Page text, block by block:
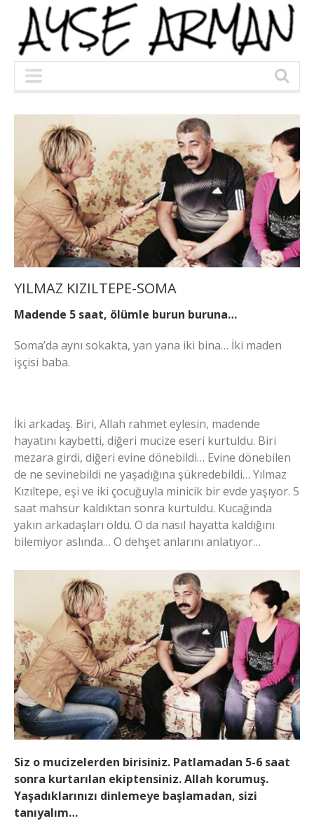
YILMAZ KIZILTEPE-SOMA
Madende 5 saat, ölümle burun buruna…
Soma’da aynı sokakta, yan yana iki bina… İki maden
işçisi baba.
İki arkadaş. Biri, Allah rahmet eylesin, madende
hayatını kaybetti, diğeri mucize eseri kurtuldu. Biri
mezara girdi, diğeri evine dönebildi… Evine dönebilen
de ne sevinebildi ne yaşadığına şükredebildi… Yılmaz
Kızıltepe, eşi ve iki çocuğuyla minicik bir evde yaşıyor. 5
saat mahsur kaldıktan sonra kurtuldu. Kucağında
yakın arkadaşları öldü. O da nasıl hayatta kaldığını
bilemiyor aslında… O dehşet anlarını anlatıyor…
Siz o mucizelerden birisiniz. Patlamadan 5-6 saat
sonra kurtarılan ekiptensiniz. Allah korumuş.
Yaşadıklarınızı dinlemeye başlamadan, sizi
tanıyalım…